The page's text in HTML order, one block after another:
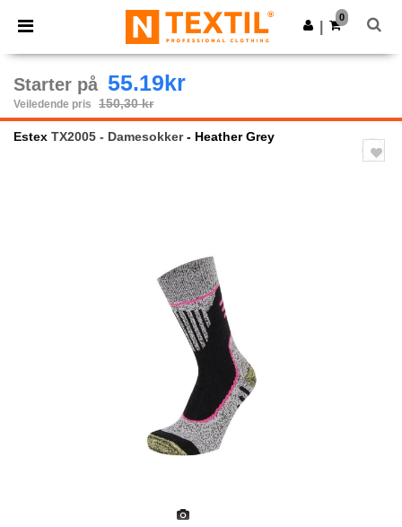
× Ntextil-app
Bedre priser i appen!
Last ned app
0
Starter på 55.19kr
Veiledende pris 150,30 kr
Estex TX2005 - Damesokker- Heather Grey